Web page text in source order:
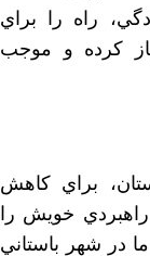
راه را براي
كرده و موجب
براي كاهش
خويش را
در شهر باستاني